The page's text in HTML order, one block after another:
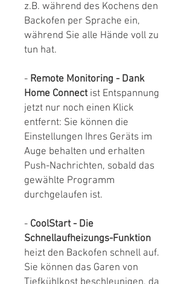
z.B. während des Kochens den
Backofen per Sprache ein,
während Sie alle Hände voll zu
tun hat.
- Remote Monitoring - Dank
Home Connectist Entspannung
jetzt nur noch einen Klick
entfernt: Sie können die
Einstellungen Ihres Geräts im
Auge behalten und erhalten
Push-Nachrichten, sobald das
gewählte Programm
durchgelaufen ist.
- CoolStart - Die
Schnellaufheizungs-Funktion
heizt den Backofen schnell auf.
Sie können das Garen von